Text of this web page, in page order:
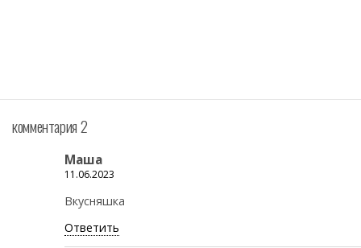
комментария 2
Маша
11.06.2023
Вкусняшка
Ответить